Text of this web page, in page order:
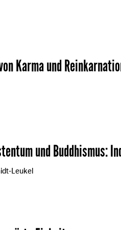
Karma und
und Buddhismus:
Leukel